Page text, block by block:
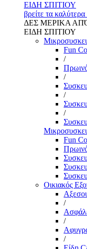
ΕΙΔΗ ΣΠΙΤΙΟΥ
βρείτε τα
ΔΕΣ ΜΕΡΙΚΑ
ΕΙΔΗ ΣΠΙΤΙΟΥ
Fun
/
/
/
/
Fun
Οικιακός
/
/
/